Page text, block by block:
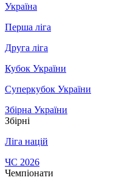
Україна
Перша ліга
Друга ліга
Кубок України
Суперкубок України
Збірна України
Збірні
Ліга націй
ЧС 2026
Чемпіонати